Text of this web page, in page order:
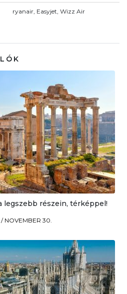
ryanair, Easyjet, Wizz Air
legszebb részein, térképpel!
/ NOVEMBER 30.